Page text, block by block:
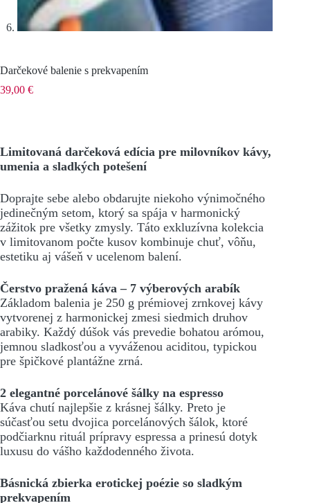
Darčekové balenie s prekvapením
39,00 €
Limitovaná darčeková edícia pre milovníkov kávy,
umenia a sladkých potešení
Doprajte sebe alebo obdarujte niekoho výnimočného
jedinečným setom, ktorý sa spája v harmonický
zážitok pre všetky zmysly. Táto exkluzívna kolekcia
v limitovanom počte kusov kombinuje chuť, vôňu,
estetiku aj vášeň v ucelenom balení.
Čerstvo pražená káva – 7 výberových arabík
Základom balenia je 250 g prémiovej zrnkovej kávy
vytvorenej z harmonickej zmesi siedmich druhov
arabiky. Každý dúšok vás prevedie bohatou arómou,
jemnou sladkosťou a vyváženou aciditou, typickou
pre špičkové plantážne zrná.
2 elegantné porcelánové šálky na espresso
Káva chutí najlepšie z krásnej šálky. Preto je
súčasťou setu dvojica porcelánových šálok, ktoré
podčiarknu rituál prípravy espressa a prinesú dotyk
luxusu do vášho každodenného života.
Básnická zbierka erotickej poézie so sladkým
prekvapením